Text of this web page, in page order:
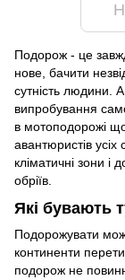
Подорож - це
нове, бачити
сутність людини.
випробування
в мотоподорожі
авантюристів усіх
кліматичні зони і
обріїв.
Які бувають
Подорожувати
континенти
подорож не